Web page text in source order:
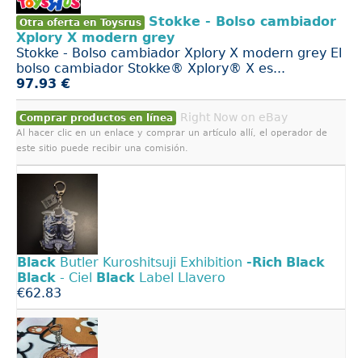
Otra oferta en Toysrus
Stokke - Bolso cambiador
Xplory X modern grey
Stokke - Bolso cambiador Xplory X modern grey El
bolso cambiador Stokke® Xplory® X es...
97.93 €
Comprar productos en línea Right Now on eBay
Al hacer clic en un enlace y comprar un artículo allí, el operador de
este sitio puede recibir una comisión.
Black Butler Kuroshitsuji Exhibition -Rich Black
Black - Ciel Black Label Llavero
€62.83